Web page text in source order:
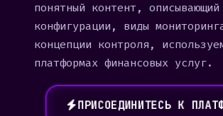
понятный контент,
конфигурации, виды
концепции контроля,
платформах финансовых услуг.
ПРИСОЕДИНИТЕСЬ К